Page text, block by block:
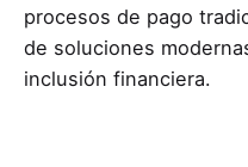
procesos de pago
de soluciones
inclusión financiera.